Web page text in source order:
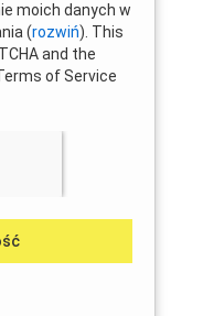
moich danych w
(rozwiń). This
and the
of Service